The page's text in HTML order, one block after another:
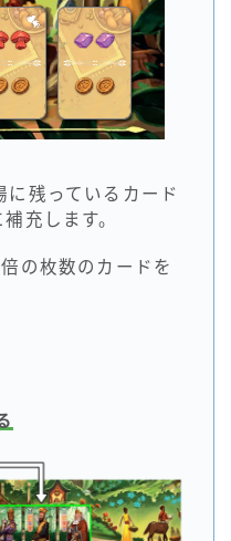
に残っているカード
充します。
の枚数のカードを